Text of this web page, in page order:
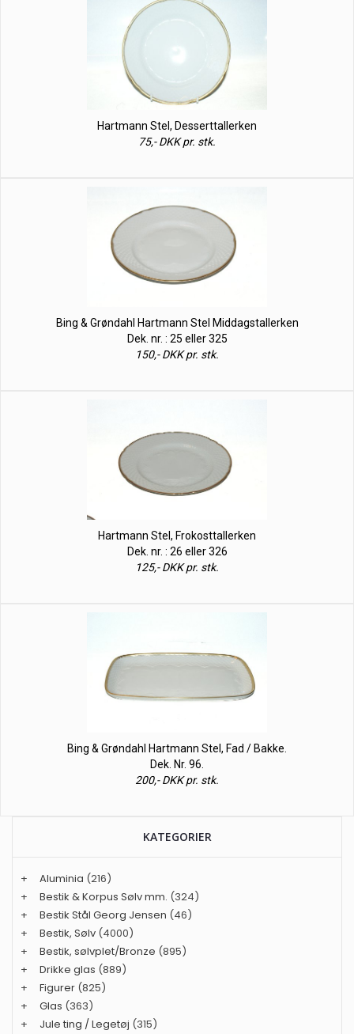
Hartmann Stel, Desserttallerken
75,- DKK pr. stk.
Bing & Grøndahl Hartmann Stel Middagstallerken
Dek. nr. : 25 eller 325
150,- DKK pr. stk.
Hartmann Stel, Frokosttallerken
Dek. nr. : 26 eller 326
125,- DKK pr. stk.
Bing & Grøndahl Hartmann Stel, Fad / Bakke.
Dek. Nr. 96.
200,- DKK pr. stk.
KATEGORIER
+ Aluminia (216)
+
Bestik & Korpus Sølv mm. (324)
+
Bestik Stål Georg Jensen (46)
+
Bestik, Sølv (4000)
+
Bestik, sølvplet/Bronze (895)
+
Drikke glas (889)
+
Figurer (825)
+
Glas (363)
+
Jule ting / Legetøj (315)